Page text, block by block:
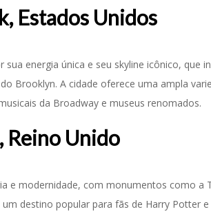
Estados Unidos
energia única e seu skyline icônico, que
Brooklyn. A cidade oferece uma ampla
da Broadway e museus renomados.
Reino Unido
e modernidade, com monumentos como a
um destino popular para fãs de Harry Potter